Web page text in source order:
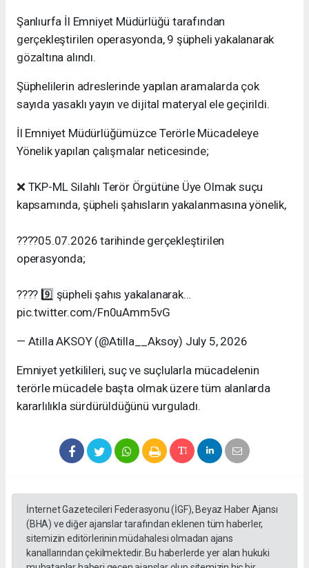
Şanlıurfa İl Emniyet Müdürlüğü tarafından
gerçekleştirilen operasyonda, 9 şüpheli yakalanarak
gözaltına alındı.
Şüphelilerin adreslerinde yapılan aramalarda çok
sayıda yasaklı yayın ve dijital materyal ele geçirildi.
İl Emniyet Müdürlüğümüzce Terörle Mücadeleye
Yönelik yapılan çalışmalar neticesinde;
❌ TKP-ML Silahlı Terör Örgütüne Üye Olmak suçu
kapsamında, şüpheli şahısların yakalanmasına yönelik,
????05.07.2026 tarihinde gerçekleştirilen
operasyonda;
???? 9️⃣ şüpheli şahıs yakalanarak…
pic.twitter.com/Fn0uAmm5vG
— Atilla AKSOY (@Atilla__Aksoy) July 5, 2026
Emniyet yetkilileri, suç ve suçlularla mücadelenin
terörle mücadele başta olmak üzere tüm alanlarda
kararlılıkla sürdürüldüğünü vurguladı.
İnternet Gazetecileri Federasyonu (İGF), Beyaz Haber Ajansı
(BHA) ve diğer ajanslar tarafından eklenen tüm haberler,
sitemizin editörlerinin müdahalesi olmadan ajans
kanallarından çekilmektedir. Bu haberlerde yer alan hukuki